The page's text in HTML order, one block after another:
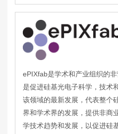
ePIXfab是学术和产业组织的
是促进硅基光电子科学，技术
该领域的最新发展，代表整个
界和学术界的发展，提供非商
学技术趋势和发展，以促进硅